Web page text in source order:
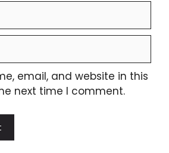
email, and website in this
next time I comment.